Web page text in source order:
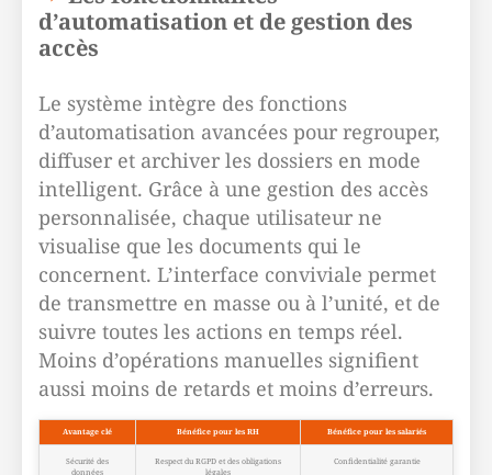
d’automatisation et de gestion des
accès
Le système intègre des fonctions
d’automatisation avancées pour regrouper,
diffuser et archiver les dossiers en mode
intelligent. Grâce à une gestion des accès
personnalisée, chaque utilisateur ne
visualise que les documents qui le
concernent. L’interface conviviale permet
de transmettre en masse ou à l’unité, et de
suivre toutes les actions en temps réel.
Moins d’opérations manuelles signifient
aussi moins de retards et moins d’erreurs.
Avantage clé Bénéfice pour les RH Bénéfice pour les salariés
Sécurité des
données
Respect du RGPD et des obligations
légales
Confidentialité garantie